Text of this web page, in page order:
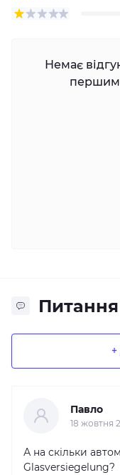
Немає
першим,
Питання
Павло
18 жовтня
А на скільки
Glasversiegelung?